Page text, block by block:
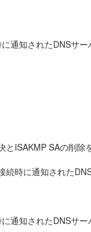
知されたDNSサー
ISAKMP SAの削除
時に通知された
知されたDNSサー